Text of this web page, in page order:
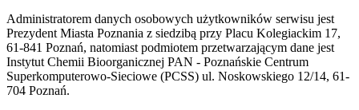
Administratorem danych osobowych użytkowników serwisu jest
Prezydent Miasta Poznania z siedzibą przy Placu Kolegiackim 17,
61-841 Poznań, natomiast podmiotem przetwarzającym dane jest
Instytut Chemii Bioorganicznej PAN - Poznańskie Centrum
Superkomputerowo-Sieciowe (PCSS) ul. Noskowskiego 12/14, 61-
704 Poznań.